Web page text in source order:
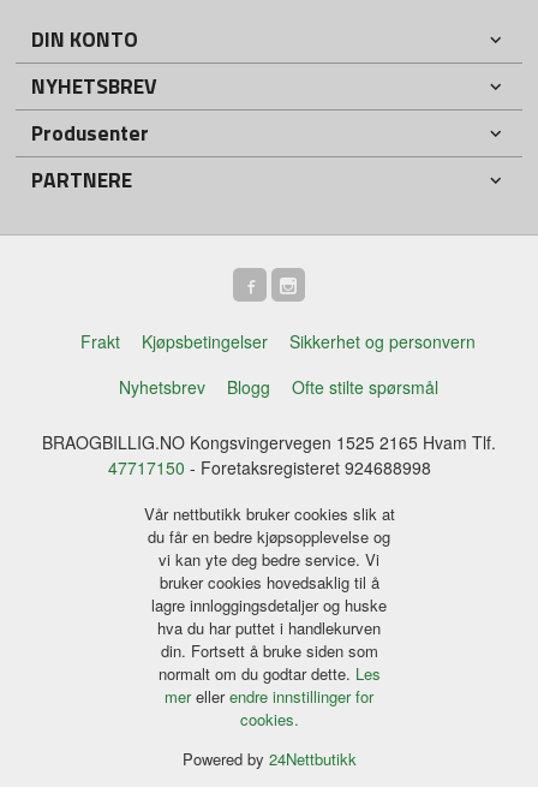
DIN KONTO
NYHETSBREV
Produsenter
PARTNERE
Frakt Kjøpsbetingelser
Sikkerhet og personvern
Nyhetsbrev
Blogg Ofte stilte spørsmål
BRAOGBILLIG.NO Kongsvingervegen 1525 2165 Hvam Tlf.
47717150 - Foretaksregisteret 924688998
Vår nettbutikk bruker cookies slik at
du får en bedre kjøpsopplevelse og
vi kan yte deg bedre service. Vi
bruker cookies hovedsaklig til å
lagre innloggingsdetaljer og huske
hva du har puttet i handlekurven
din. Fortsett å bruke siden som
normalt om du godtar dette. Les
merellerendre innstillinger for
cookies.
Powered by 24Nettbutikk